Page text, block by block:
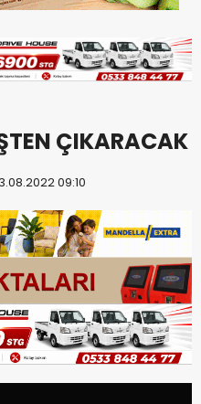
ÇIKARACAK
09:10